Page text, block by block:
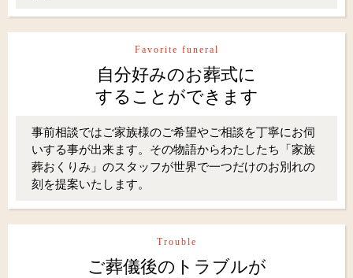
Favorite funeral
自分好みのお葬式に
することができます
事前相談ではご家族様のご希望やご相談を丁寧にお伺
いする事が出来ます。その物語からわたしたち「家族
葬おくりみ」のスタッフが世界で一つだけのお別れの
刻を提案いたします。
Trouble
ご葬儀後のトラブルが